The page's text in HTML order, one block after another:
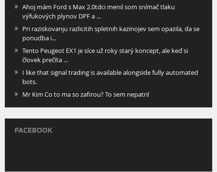
Ahoj mám Ford s Max 2.0tdci menil som snímač tlaku
výfukových plynov DPF a ...
Pri raziskovanju razlicitih spletnih kazinojev sem opazila, da se
ponudba i...
Tento Peugeot EX1 je síce už roky starý koncept, ale keď si
človek prečíta ...
I like that signal trading is available alongside fully automated
bots.
Mr Kim Co to ma so zafirou? To sem nepatri!
FACEBOOK